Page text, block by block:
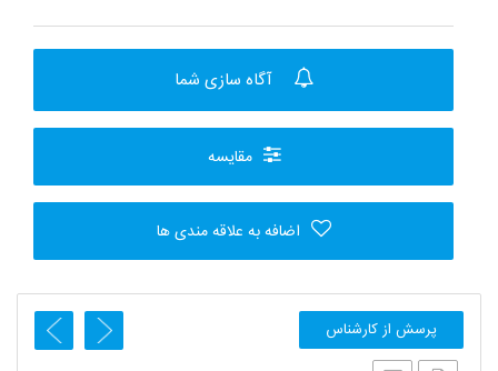
آگاه سازی شما
مقایسه
اضافه به علاقه مندی ها
پرسش از کارشناس